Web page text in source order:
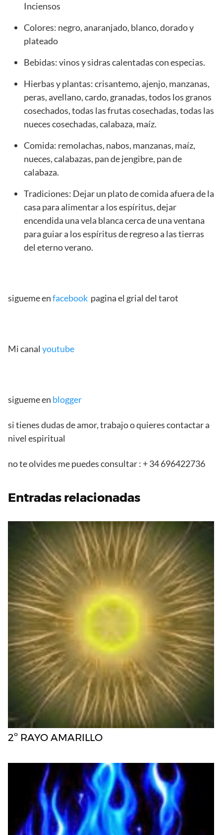
Inciensos
Colores: negro, anaranjado, blanco, dorado y
plateado
Bebidas: vinos y sidras calentadas con especias.
Hierbas y plantas: crisantemo, ajenjo, manzanas,
peras, avellano, cardo, granadas, todos los granos
cosechados, todas las frutas cosechadas, todas las
nueces cosechadas, calabaza, maíz.
Comida: remolachas, nabos, manzanas, maíz,
nueces, calabazas, pan de jengibre, pan de
calabaza.
Tradiciones: Dejar un plato de comida afuera de la
casa para alimentar a los espíritus, dejar
encendida una vela blanca cerca de una ventana
para guiar a los espíritus de regreso a las tierras
del eterno verano.
sigueme enfacebook pagina el grial del tarot
Mi canal youtube
sigueme en blogger
si tienes dudas de amor, trabajo o quieres contactar a
nivel espiritual
no te olvides me puedes consultar : + 34 696422736
Entradas relacionadas
2º RAYO AMARILLO